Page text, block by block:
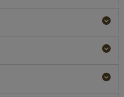
グ 底マチ 小サイズ
¥10,890税込